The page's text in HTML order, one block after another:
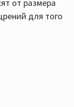
от размера
для того